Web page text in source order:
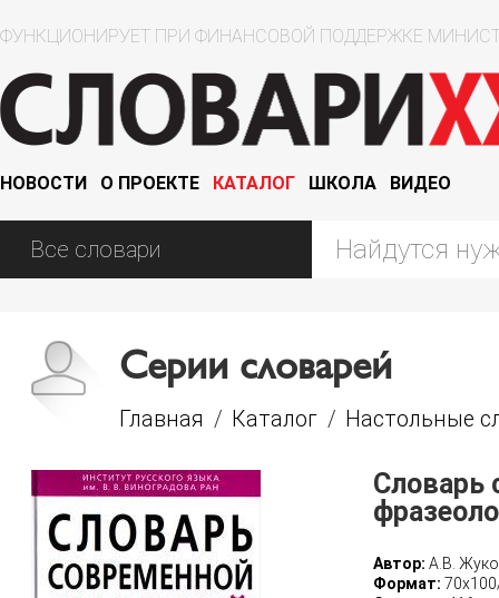
ФУНКЦИОНИРУЕТ ПРИ ФИНАНСОВОЙ ПОДДЕРЖКЕ
НОВОСТИ О ПРОЕКТЕ КАТАЛОГ ШКОЛА ВИДЕО
Серии словарей
Главная / Каталог / Настольные
Словарь
Автор: А.В.
Формат: